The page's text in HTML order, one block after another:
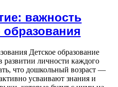
важность
Детское образование
развитии личности каждого
что дошкольный возраст —
усваивают знания и